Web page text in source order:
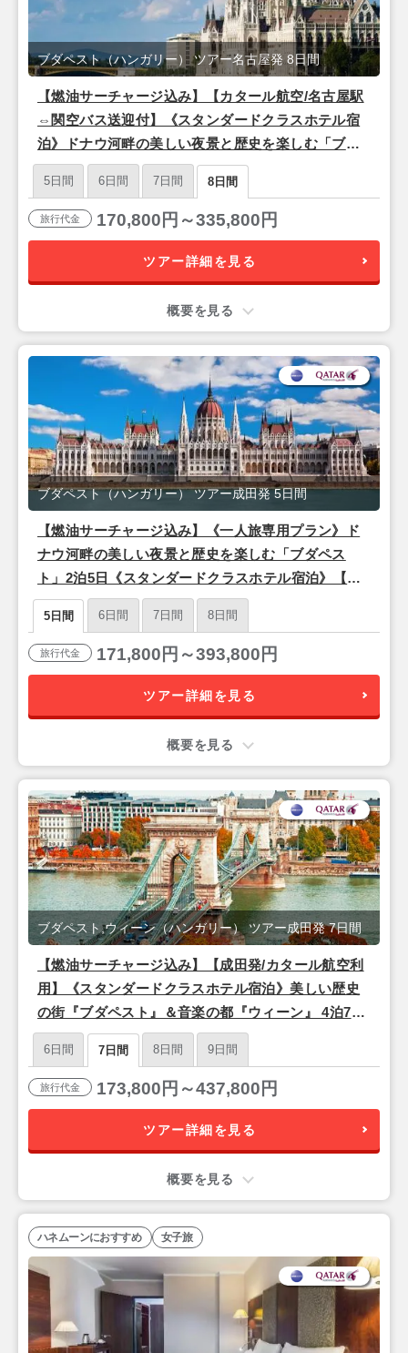
【燃油サーチャージ込み】【カタール航空/名古屋駅
⇔関空バス送迎付】《スタンダードクラスホテル宿
泊》ドナウ河畔の美しい夜景と歴史を楽しむ「ブダ
ペスト」5泊8日
ブダペスト（ハンガリー） ツアー名古屋発 8日間
5日間 6日間 7日間 8日間
旅行代金 170,800円～335,800円
ツアー詳細を見る
概要を見る
【燃油サーチャージ込み】《一人旅専用プラン》ド
ナウ河畔の美しい夜景と歴史を楽しむ「ブダペス
ト」2泊5日《スタンダードクラスホテル宿泊》【成
田発/カタール航空利用】
ブダペスト（ハンガリー） ツアー成田発 5日間
5日間 6日間 7日間 8日間
旅行代金 171,800円～393,800円
ツアー詳細を見る
概要を見る
【燃油サーチャージ込み】【成田発/カタール航空利
用】《スタンダードクラスホテル宿泊》美しい歴史
の街『ブダペスト』＆音楽の都『ウィーン』 4泊7日
朝食付きフリープラン
ブダペスト,ウィーン（ハンガリー） ツアー成田発 7日間
6日間 7日間 8日間 9日間
旅行代金 173,800円～437,800円
ツアー詳細を見る
概要を見る
ハネムーンにおすすめ 女子旅